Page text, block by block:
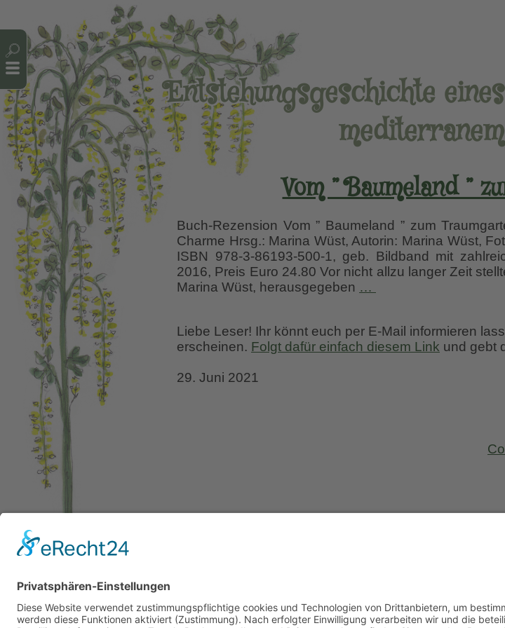
Entstehungsgeschichte
Vom ” Baumeland ”
Buch-Rezension Vom ” Baumeland ” zum
Charme Hrsg.: Marina Wüst, Autorin: Marina Wüst,
ISBN 978-3-86193-500-1, geb. Bildband mit
2016, Preis Euro 24.80 Vor nicht allzu langer Zeit
Marina Wüst, herausgegeben …
”
zum
Liebe Leser! Ihr könnt euch per E-Mail informieren
erscheinen. Folgt dafür einfach diesem Link und gebt
29. Juni 2021
Cookie-Einstellungen